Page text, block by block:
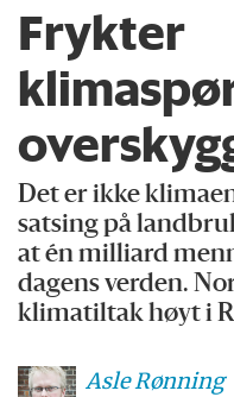
Frykter
Det er ikke
satsing på
at én milliard
dagens verden.
klimatiltak høyt i
AsleRønning